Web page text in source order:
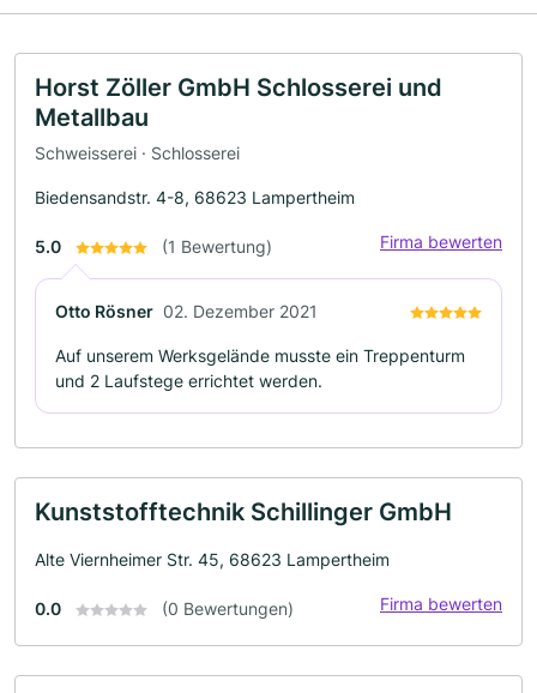
Horst Zöller GmbH Schlosserei und
Metallbau
Schweisserei · Schlosserei
Biedensandstr. 4-8, 68623 Lampertheim
5.0 (1 Bewertung) Firma bewerten
Otto Rösner 02. Dezember 2021
Auf unserem Werksgelände musste ein Treppenturm
und 2 Laufstege errichtet werden.
Kunststofftechnik Schillinger GmbH
Alte Viernheimer Str. 45, 68623 Lampertheim
0.0 (0 Bewertungen) Firma bewerten